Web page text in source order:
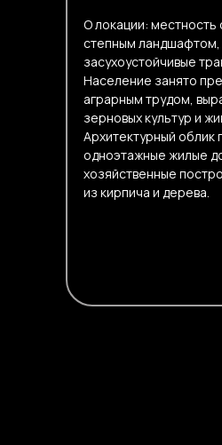
О локации: местность
степным
засухоустойчивые
Население занято
аграрным трудом,
зерновых культур и
Архитектурный облик
одноэтажные жилые
хозяйственные
из кирпича и дерева.